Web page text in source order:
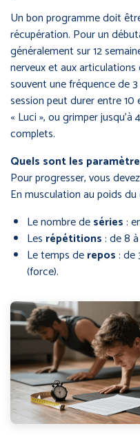
Un bon programme doit
récupération. Pour un
généralement sur 12
nerveux et aux
souvent une fréquence de
session peut durer entre
« Luci », ou grimper
complets.
Quels sont les
Pour progresser, vous
En musculation au poids
Le nombre deséries:
Les répétitions: de 8
Le temps derepos: de
(force).